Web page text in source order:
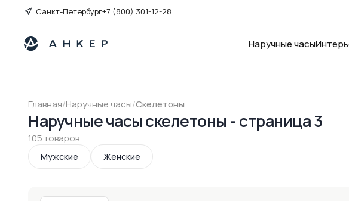
Санкт-Петербург+7 (800) 301-12-28
Наручные часы
Главная/Наручные часы/Скелетоны
Наручные часы скелетоны - страница 3
105 товаров
Мужские Женские